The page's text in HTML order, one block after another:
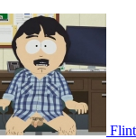
Flint